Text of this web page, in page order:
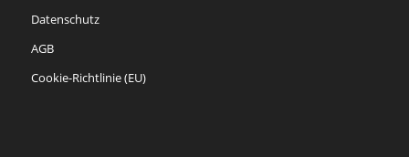
Datenschutz
AGB
Cookie-Richtlinie (EU)